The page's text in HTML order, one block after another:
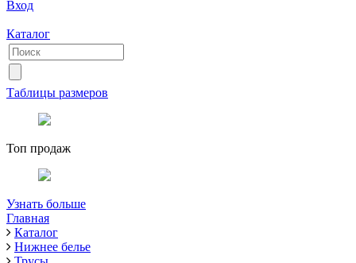
Вход
Каталог
Таблицы размеров
Топ продаж
Узнать больше
Главная
Каталог
Нижнее белье